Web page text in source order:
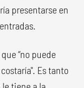
presentarse en
“no puede
Es tanto